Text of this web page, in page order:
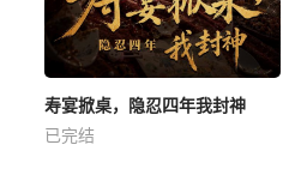
寿宴掀桌，隐忍四年我封神
已完结